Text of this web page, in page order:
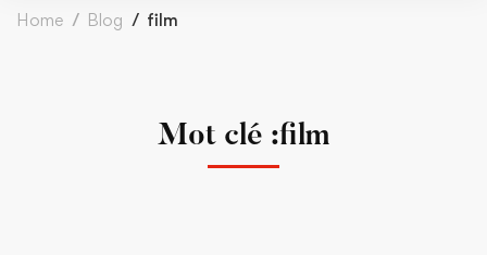
Home Blog film
Mot clé :film